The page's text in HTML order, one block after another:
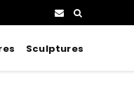
Sculptures